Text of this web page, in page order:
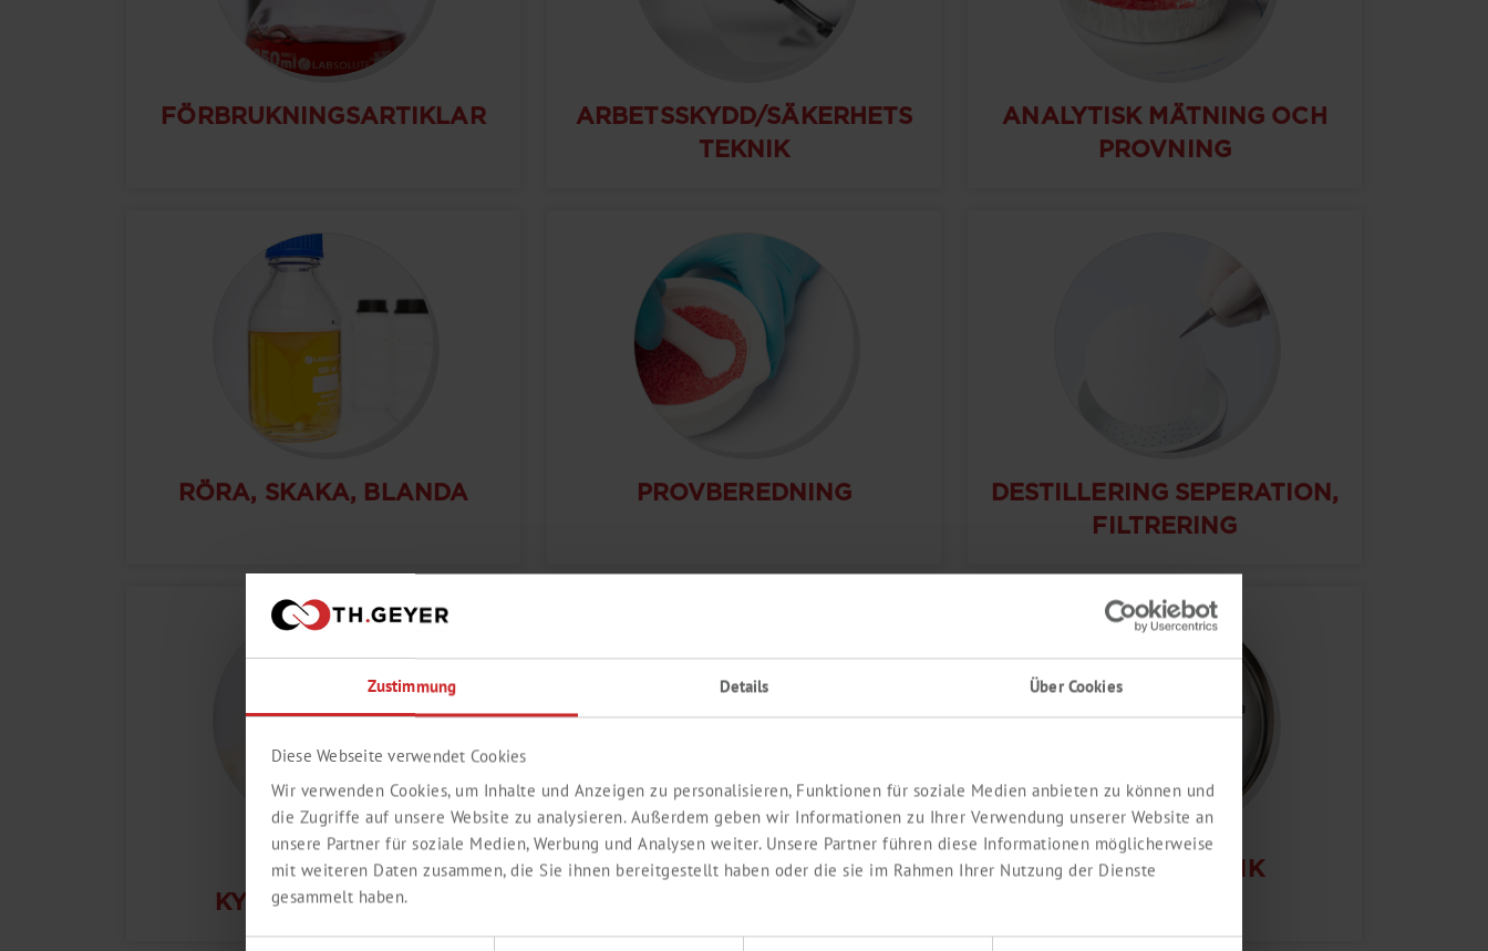
Zustimmung Details Über Cookies
Diese Webseite verwendet Cookies
Wir verwenden Cookies, um Inhalte und Anzeigen zu personalisieren, Funktionen für soziale Medien anbieten zu können und
die Zugriffe auf unsere Website zu analysieren. Außerdem geben wir Informationen zu Ihrer Verwendung unserer Website an
unsere Partner für soziale Medien, Werbung und Analysen weiter. Unsere Partner führen diese Informationen möglicherweise
mit weiteren Daten zusammen, die Sie ihnen bereitgestellt haben oder die sie im Rahmen Ihrer Nutzung der Dienste
gesammelt haben.
FÖRBRUKNINGSARTIKLAR
ARBETSSKYDD/SÄKERHETS
TEKNIK
ANALYTISK MÄTNING OCH
PROVNING
RÖRA, SKAKA, BLANDA PROVBEREDNING
DESTILLERING SEPERATION,
FILTRERING
VÄRME-OCH
KYLNINGSTEKNIK
VÄTSKEHANTERING VAKUUMTEKNIK